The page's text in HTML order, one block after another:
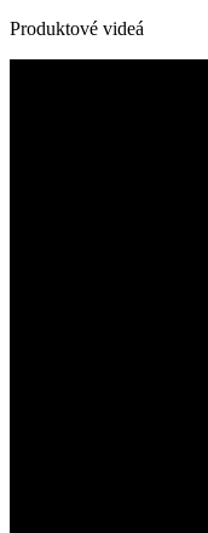
Produktové videá